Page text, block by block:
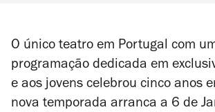
O único teatro em Portugal com
programação dedicada em
e aos jovens celebrou cinco anos
nova temporada arranca a 6 de